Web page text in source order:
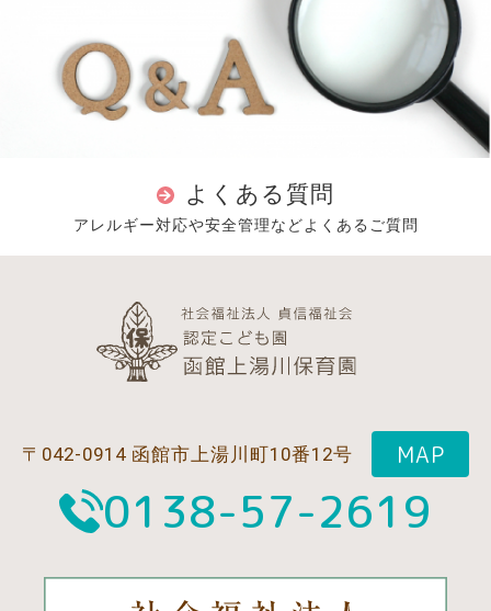
よくある質問
アレルギー対応や安全管理などよくあるご質問
〒042-0914 函館市上湯川町10番12号 MAP
0138-57-2619